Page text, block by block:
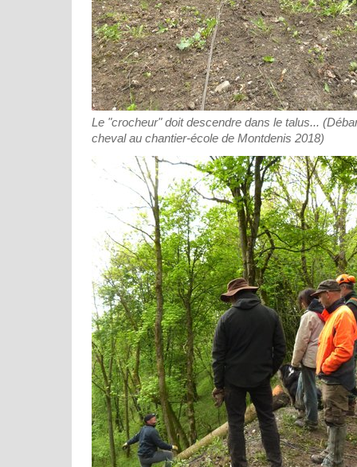
Le "crocheur" doit descendre dans le talus...
cheval au chantier-école de Montdenis 2018)